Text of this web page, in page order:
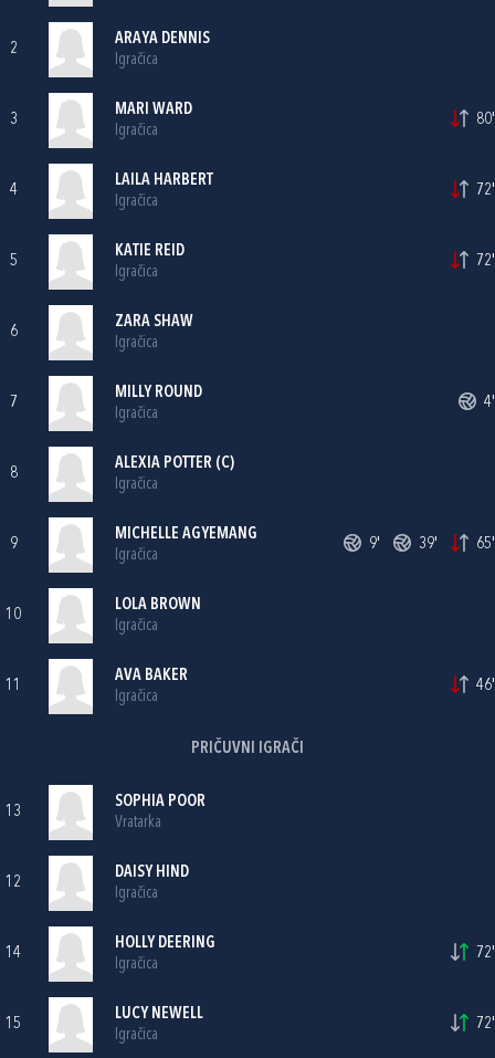
2
ARAYA DENNIS
Igračica
3
MARI WARD
Igračica
80'
4
LAILA HARBERT
Igračica
72'
5
KATIE REID
Igračica
72'
6
ZARA SHAW
Igračica
7
MILLY ROUND
Igračica
4'
8
ALEXIA POTTER (C)
Igračica
9
MICHELLE AGYEMANG
Igračica
9' 39' 65'
10
LOLA BROWN
Igračica
11
AVA BAKER
Igračica
46'
PRIČUVNI IGRAČI
13
SOPHIA POOR
Vratarka
12
DAISY HIND
Igračica
14
HOLLY DEERING
Igračica
72'
15
LUCY NEWELL
Igračica
72'